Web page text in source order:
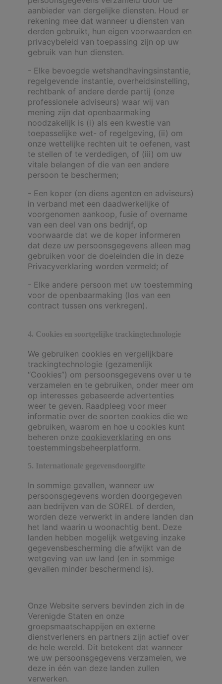
aanbieder van dergelijke diensten. Houd er
rekening mee dat wanneer u diensten van
derden gebruikt, hun eigen voorwaarden en
privacybeleid van toepassing zijn op uw
gebruik van hun diensten.
- Elke bevoegde wetshandhavingsinstantie,
regelgevende instantie, overheidsinstelling,
rechtbank of andere derde partij (onze
professionele adviseurs) waar wij van
mening zijn dat openbaarmaking
noodzakelijk is (i) als een kwestie van
toepasselijke wet- of regelgeving, (ii) om
onze wettelijke rechten uit te oefenen, vast
te stellen of te verdedigen, of (iii) om uw
vitale belangen of die van een andere
persoon te beschermen;
- Een koper (en diens agenten en adviseurs)
in verband met een daadwerkelijke of
voorgenomen aankoop, fusie of overname
van een deel van ons bedrijf, op
voorwaarde dat we de koper informeren
dat deze uw persoonsgegevens alleen mag
gebruiken voor de doeleinden die in deze
Privacyverklaring worden vermeld; of
- Elke andere persoon met uw toestemming
voor de openbaarmaking (los van een
contract tussen ons verkregen).
4. Cookies en soortgelijke trackingtechnologie
We gebruiken cookies en vergelijkbare
trackingtechnologie (gezamenlijk
“Cookies”) om persoonsgegevens over u te
verzamelen en te gebruiken, onder meer om
op interesses gebaseerde advertenties
weer te geven. Raadpleeg voor meer
informatie over de soorten cookies die we
gebruiken, waarom en hoe u cookies kunt
beheren onze cookieverklaring en ons
toestemmingsbeheerplatform.
5. Internationale gegevensdoorgifte
In sommige gevallen, wanneer uw
persoonsgegevens worden doorgegeven
aan bedrijven van de SOREL of derden,
worden deze verwerkt in andere landen dan
het land waarin u woonachtig bent. Deze
landen hebben mogelijk wetgeving inzake
gegevensbescherming die afwijkt van de
wetgeving van uw land (en in sommige
gevallen minder beschermend is).
Onze Website servers bevinden zich in de
Verenigde Staten en onze
groepsmaatschappijen en externe
dienstverleners en partners zijn actief over
de hele wereld. Dit betekent dat wanneer
we uw persoonsgegevens verzamelen, we
deze in één van deze landen zullen
verwerken.